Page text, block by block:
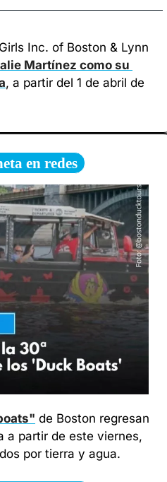
Inc. of Boston & Lynn
Martínez como su
, a partir del 1 de abril de
en redes
de Boston regresan
a partir de este viernes,
por tierra y agua.